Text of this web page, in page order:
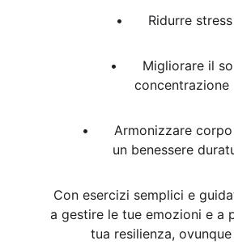
•	Ridurre
concentrazione
un benessere
Con esercizi semplici e
a gestire le tue emozioni e a
tua resilienza,